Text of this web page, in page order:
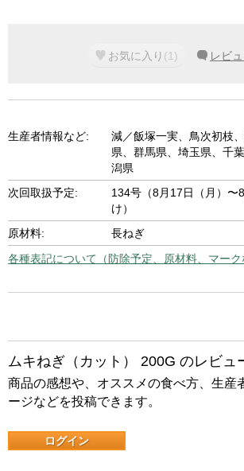
お気に入り (1 ) レビ
生産者情報など:
減／飯塚一実、鳥次初枝
県、群馬県、埼玉県、千
潟県
次回取扱予定:
134号（8月17日（月）〜
け）
原材料:
長ねぎ
各種表記について（防除予定、原材料、マーク
ムキねぎ（カット） 200G のレビュ
商品の感想や、オススメの食べ方、生産
ージなどを投稿できます。
ログイン